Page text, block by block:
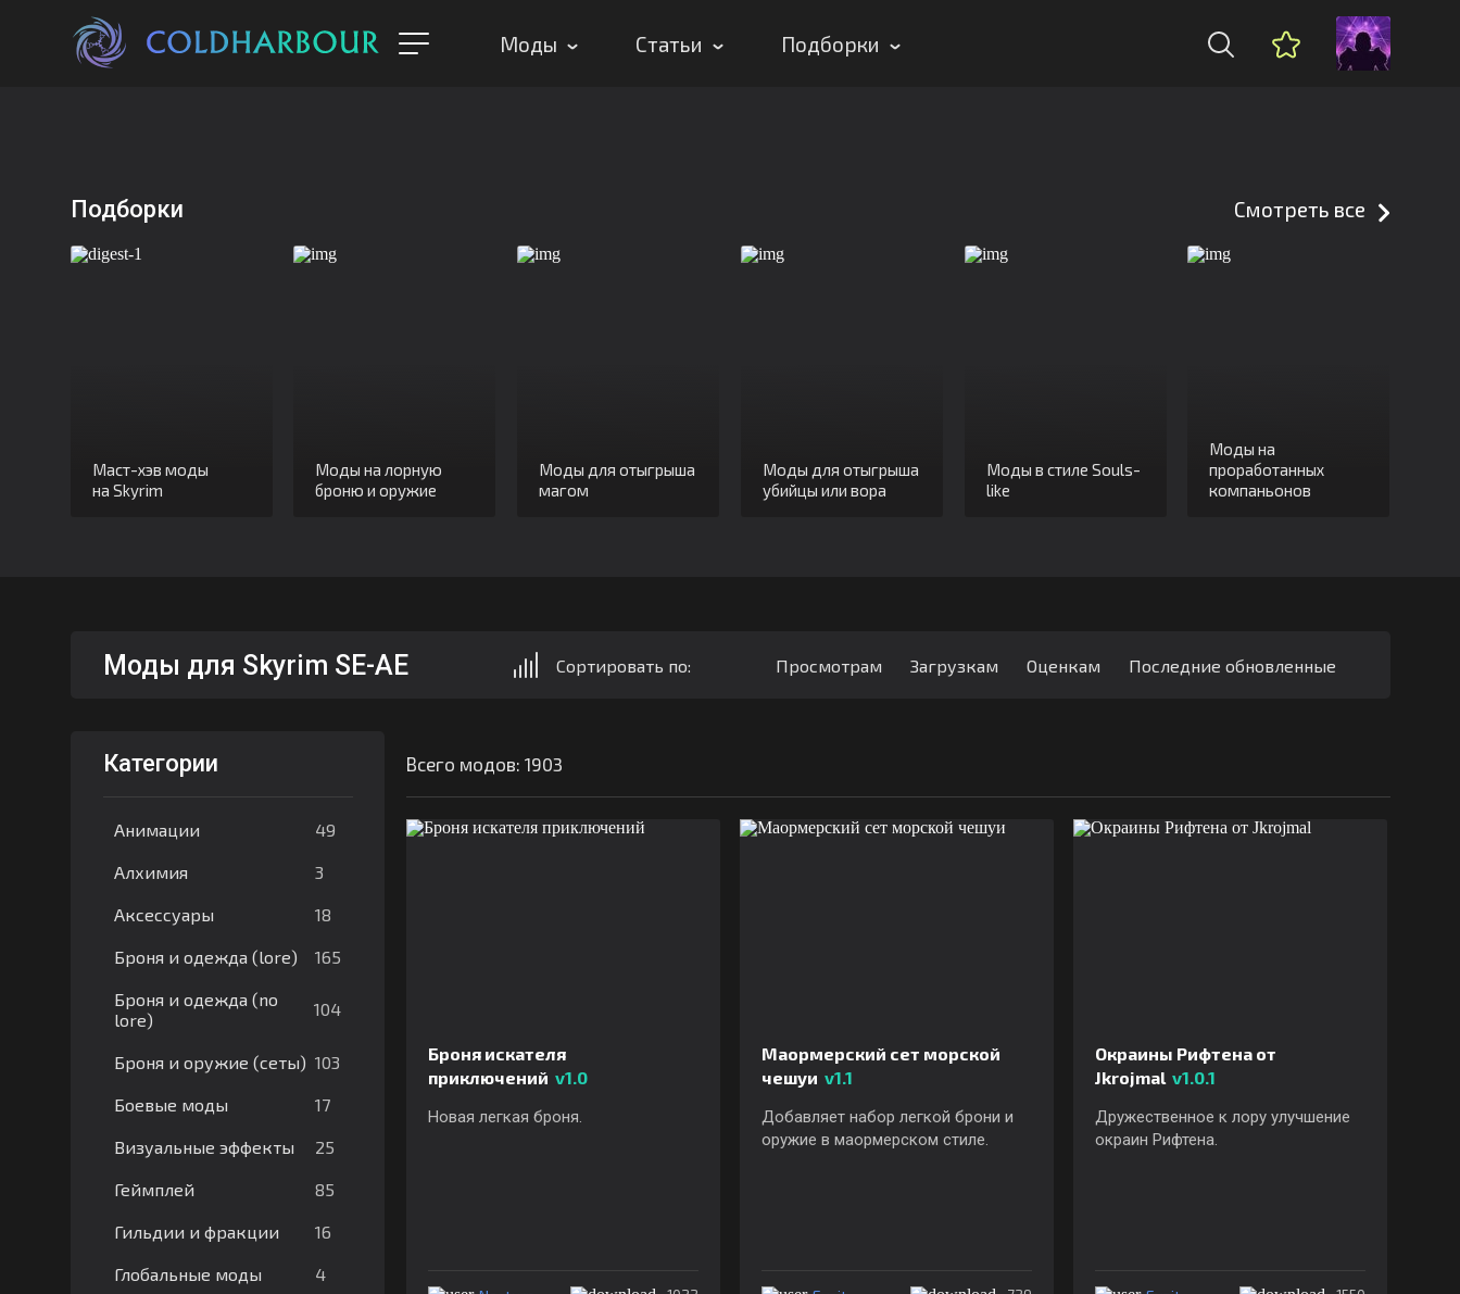
Моды Статьи Подборки
Подборки Смотреть все
Маст-хэв моды
на Skyrim
Моды на лорную
броню и оружие
Моды для отыгрыша
магом
Моды для отыгрыша
убийцы или вора
Моды в стиле Souls-
like
Моды на
проработанных
компаньонов
Моды для Skyrim SE-AE Сортировать по: Просмотрам Загрузкам Оценкам Последние обновленные
Категории
Анимации 49
Алхимия 3
Аксессуары 18
Броня и одежда (lore) 165
Броня и одежда (no
lore)
104
Броня и оружие (сеты) 103
Боевые моды 17
Визуальные эффекты 25
Геймплей 85
Гильдии и фракции 16
Глобальные моды 4
Всего модов: 1903
Броня искателя
приключений v1.0
Новая легкая броня.
Маормерский сет морской
чешуи v1.1
Добавляет набор легкой брони и
оружие в маормерском стиле.
Окраины Рифтена от
Jkrojmal v1.0.1
Дружественное к лору улучшение
окраин Рифтена.